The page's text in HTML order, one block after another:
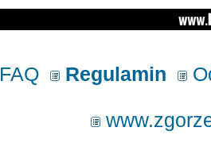
FAQ Regulamin